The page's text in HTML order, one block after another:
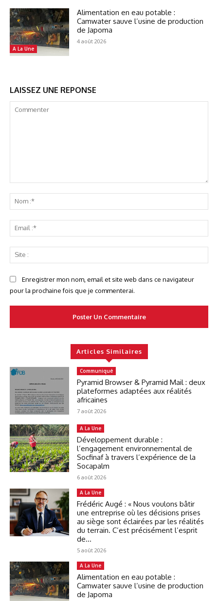
A La Une
Alimentation en eau potable :
Camwater sauve l’usine de production
de Japoma
4 août 2026
LAISSEZ UNE REPONSE
:*
:*
:
Enregistrer mon nom, email et site web dans ce navigateur
pour la prochaine fois que je commenterai.
Articles Similaires
Communiqué
Pyramid Browser & Pyramid Mail : deux
plateformes adaptées aux réalités
africaines
7 août 2026
A La Une
Développement durable :
l’engagement environnemental de
Socfinaf à travers l’expérience de la
Socapalm
6 août 2026
A La Une
Frédéric Augé : « Nous voulons bâtir
une entreprise où les décisions prises
au siège sont éclairées par les réalités
du terrain. C’est précisément l’esprit
de...
5 août 2026
A La Une
Alimentation en eau potable :
Camwater sauve l’usine de production
de Japoma